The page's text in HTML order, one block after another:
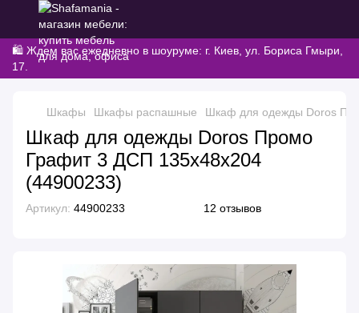
🛍️ Ждем вас ежедневно в шоуруме: г. Киев, ул. Бориса Гмыри,
17.
Шкафы Шкафы распашные Шкаф для одежды Doros
Шкаф для одежды Doros Промо
Графит 3 ДСП 135х48х204
(44900233)
Артикул: 44900233 12 отзывов